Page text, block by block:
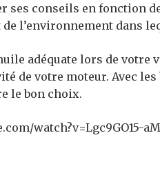
ses conseils en fonction
l’environnement dans
adéquate lors de
de votre moteur. Avec
le bon choix.
watch?v=Lgc9GO15-aM